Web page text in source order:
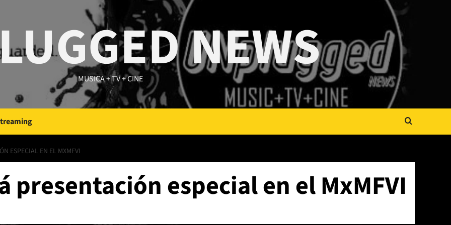
NEWS
MUSICA + TV + CINE
ESPECIAL EN EL MXMFVI
presentación especial en el MxMFVI